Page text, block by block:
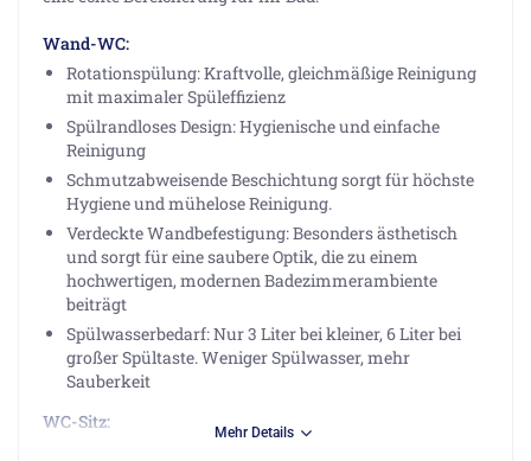
Wand-WC:
Rotationspülung: Kraftvolle, gleichmäßige Reinigung
mit maximaler Spüleffizienz
Spülrandloses Design: Hygienische und einfache
Reinigung
Schmutzabweisende Beschichtung sorgt für höchste
Hygiene und mühelose Reinigung.
Verdeckte Wandbefestigung: Besonders ästhetisch
und sorgt für eine saubere Optik, die zu einem
hochwertigen, modernen Badezimmerambiente
beiträgt
Spülwasserbedarf: Nur 3 Liter bei kleiner, 6 Liter bei
großer Spültaste. Weniger Spülwasser, mehr
Sauberkeit
WC-Sitz:
Mehr Details